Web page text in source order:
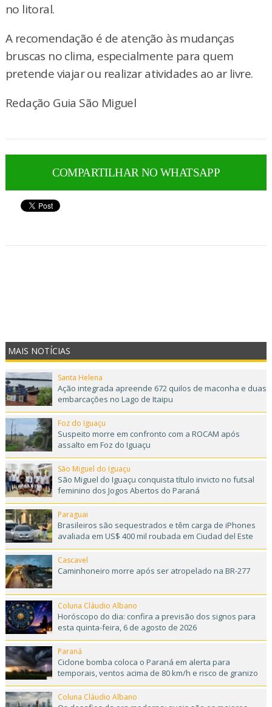
no litoral.
A recomendação é de atenção às mudanças
bruscas no clima, especialmente para quem
pretende viajar ou realizar atividades ao ar livre.
Redação Guia São Miguel
COMPARTILHAR NO WHATSAPP
MAIS NOTÍCIAS
Santa Helena
Ação integrada apreende 672 quilos de maconha e duas
embarcações no Lago de Itaipu
Foz do Iguaçu
Suspeito morre em confronto com a ROCAM após
assalto em Foz do Iguaçu
São Miguel do Iguaçu
São Miguel do Iguaçu conquista título invicto no futsal
feminino dos Jogos Abertos do Paraná
Paraguai
Brasileiros são sequestrados e têm carga de iPhones
avaliada em US$ 400 mil roubada em Ciudad del Este
Cascavel
Caminhoneiro morre após ser atropelado na BR-277
Coluna Cláudio Albano
Horóscopo do dia: confira a previsão dos signos para
esta quinta-feira, 6 de agosto de 2026
Paraná
Ciclone bomba coloca o Paraná em alerta para
temporais, ventos acima de 80 km/h e risco de granizo
Coluna Cláudio Albano